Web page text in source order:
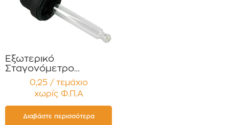
Εξωτερικό
Σταγονόμετρο
Ασφαλείας 30ml PP18
τύπου Πιπέττα
Καουτσούκ TYPE II σε
μαύρο Συσκευασία 12
τεμαχίων
0,25 / τεμάχιο
χωρίς Φ.Π.Α
Διαβάστε περισσότερα